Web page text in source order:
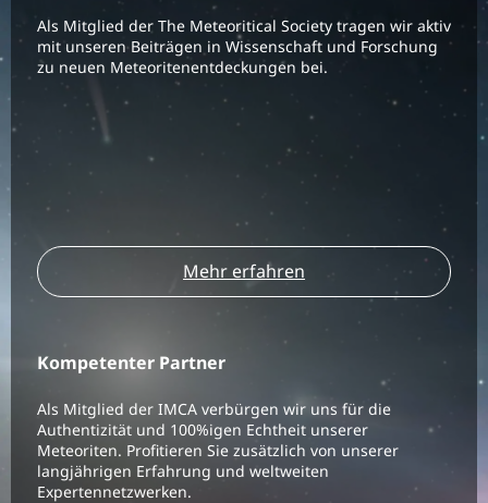
Als Mitglied der The Meteoritical Society tragen wir aktiv
mit unseren Beiträgen in Wissenschaft und Forschung
zu neuen Meteoritenentdeckungen bei.
Mehr erfahren
Kompetenter Partner
Als Mitglied der IMCA verbürgen wir uns für die
Authentizität und 100%igen Echtheit unserer
Meteoriten. Profitieren Sie zusätzlich von unserer
langjährigen Erfahrung und weltweiten
Expertennetzwerken.